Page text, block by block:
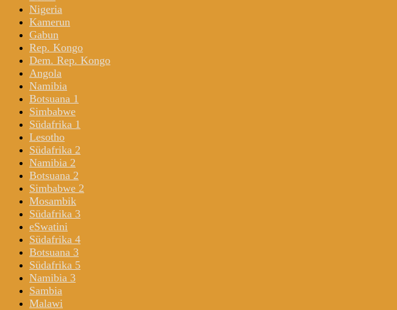
Nigeria
Kamerun
Gabun
Rep. Kongo
Dem. Rep. Kongo
Angola
Namibia
Botsuana 1
Simbabwe
Südafrika 1
Lesotho
Südafrika 2
Namibia 2
Botsuana 2
Simbabwe 2
Mosambik
Südafrika 3
eSwatini
Südafrika 4
Botsuana 3
Südafrika 5
Namibia 3
Sambia
Malawi